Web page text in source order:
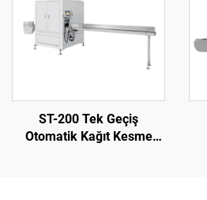
ST-200 Tek Geçiş
Otomatik Kağıt Kesme